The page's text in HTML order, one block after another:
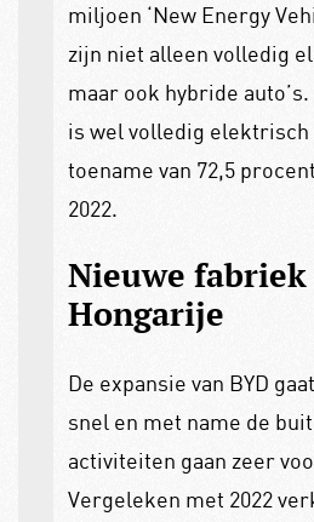
miljoen ‘New Energy
zijn niet alleen volledig
maar ook hybride
is wel volledig elektrisch
toename van 72,5
2022.
Nieuwe
Hongarije
De expansie van BYD
snel en met name de
activiteiten gaan zeer
Vergeleken met 2022